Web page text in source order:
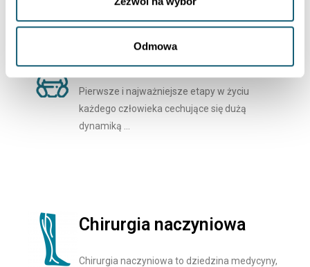
Odmowa
Neonatologia
Pierwsze i najważniejsze etapy w życiu
każdego człowieka cechujące się dużą
dynamiką …
Chirurgia naczyniowa
Chirurgia naczyniowa to dziedzina medycyny,